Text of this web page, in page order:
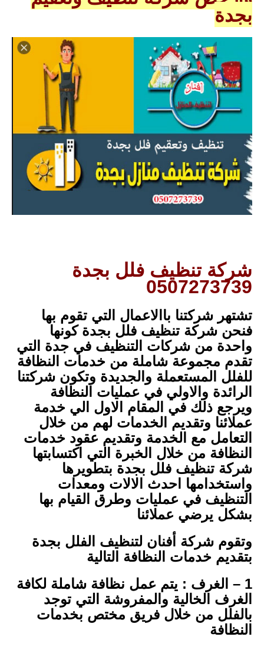
بجدة
شركة تنظيف فلل بجدة
0507273739
تشتهر شركتنا باالاعمال التي تقوم بها
فنحن شركة تنظيف فلل بجدة كونها
واحدة من شركات التنظيف في جدة التي
تقدم مجموعة شاملة من خدمات النظافة
للفلل المستعملة والجديدة وتكون شركتنا
الرائدة والاولي في عمليات النظافة
ويرجع ذلك في المقام الاول الي خدمة
عملائنا وتقديم الخدمات لهم من خلال
التعامل مع الخدمة وتقديم عقود خدمات
النظافة من خلال الخبرة التي اكتسابتها
شركة تنظيف فلل بجدة بتطويرها
واستخدامها احدث الالات ومعدات
التنظيف في عمليات وطرق القيام بها
بشكل يرضي عملائنا
وتقوم شركة أفنان لتنظيف الفلل بجدة
بتقديم خدمات النظافة التالية
1 – الغرف : يتم عمل نظافة شاملة لكافة
الغرف الخالية والمفروشة التي توجد
بالفلل من خلال فريق مختص بخدمات
النظافة